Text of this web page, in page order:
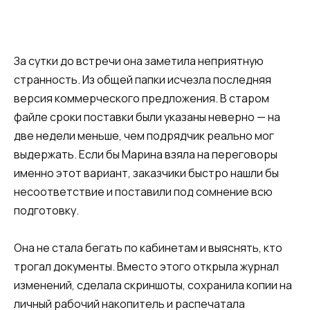
За сутки до встречи она заметила неприятную
странность. Из общей папки исчезла последняя
версия коммерческого предложения. В старом
файле сроки поставки были указаны неверно — на
две недели меньше, чем подрядчик реально мог
выдержать. Если бы Марина взяла на переговоры
именно этот вариант, заказчики быстро нашли бы
несоответствие и поставили под сомнение всю
подготовку.
Она не стала бегать по кабинетам и выяснять, кто
трогал документы. Вместо этого открыла журнал
изменений, сделала скриншоты, сохранила копии на
личный рабочий накопитель и распечатала